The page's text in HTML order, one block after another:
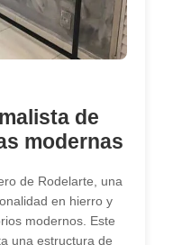
de
modernas
de Rodelarte, una
en hierro y
modernos. Este
una estructura de